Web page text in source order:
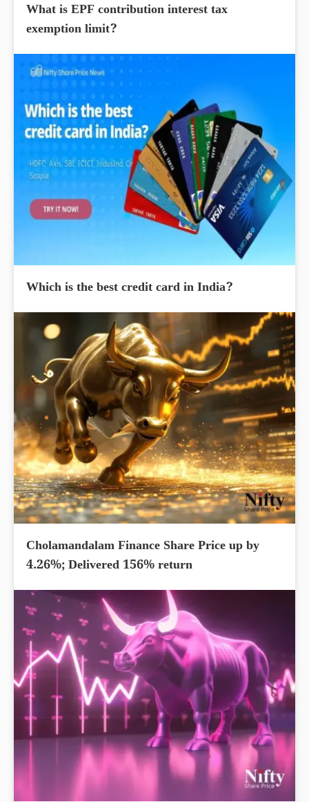
What is EPF contribution interest tax
exemption limit?
Which is the best credit card in India?
Cholamandalam Finance Share Price up by
4.26%; Delivered 156% return